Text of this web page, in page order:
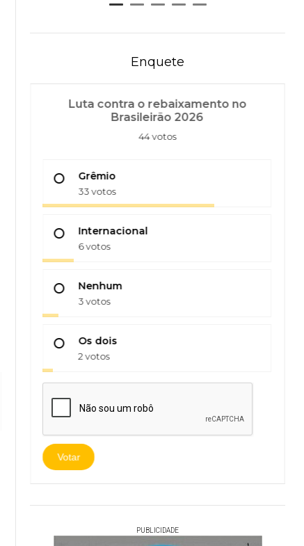
Enquete
Luta contra o rebaixamento no
Brasileirão 2026
44 votos
Grêmio
33 votos
Internacional
6 votos
Nenhum
3 votos
Os dois
2 votos
Votar
PUBLICIDADE